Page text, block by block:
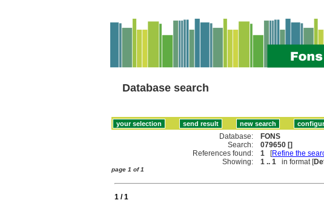
Database search
Database:
FONS
Search:
079650 []
References found:
1 [Refine the
Showing:
1 .. 1 in format [
page 1 of 1
1 / 1